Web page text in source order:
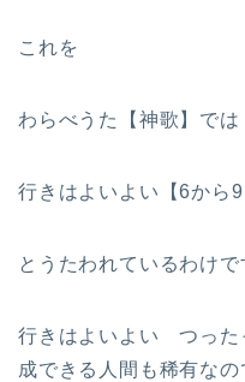
これを
わらべうた【神歌】では
行きはよいよい【6から
とうたわれているわけで
行きはよいよい つった
成できる人間も稀有なの